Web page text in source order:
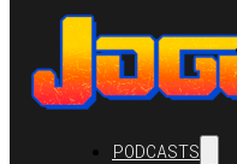
PODCASTS